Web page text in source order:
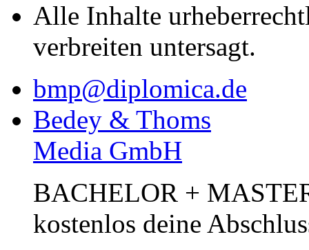
Alle Inhalte
verbreiten untersagt.
bmp@diplomica.de
Bedey & Thoms
Media GmbH
BACHELOR +
kostenlos deine